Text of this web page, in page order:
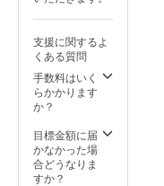
ネーム
させて
いただ
きます
※ニック
ネーム
をご希
望され
る場合
はその
支援に関するよ
くある質問
手数料はいく
らかかります
か？
目標金額に届
かなかった場
合どうなりま
すか？